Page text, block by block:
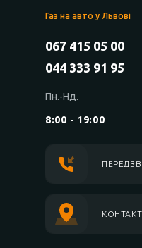
Газ на авто у Львові
067 415 05 00
044 333 91 95
Пн.-Нд.
8:00 - 19:00